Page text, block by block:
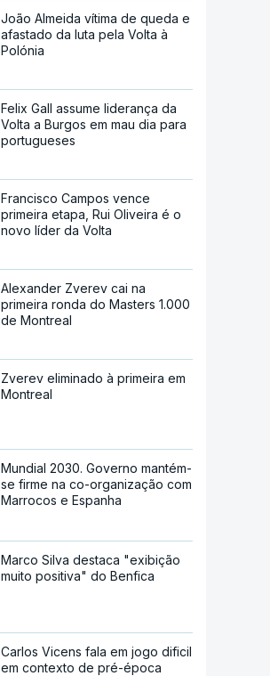
João Almeida vítima de queda e
afastado da luta pela Volta à
Polónia
Felix Gall assume liderança da
Volta a Burgos em mau dia para
portugueses
Francisco Campos vence
primeira etapa, Rui Oliveira é o
novo líder da Volta
Alexander Zverev cai na
primeira ronda do Masters 1.000
de Montreal
Zverev eliminado à primeira em
Montreal
Mundial 2030. Governo mantém-
se firme na co-organização com
Marrocos e Espanha
Marco Silva destaca "exibição
muito positiva" do Benfica
Carlos Vicens fala em jogo dificil
em contexto de pré-época